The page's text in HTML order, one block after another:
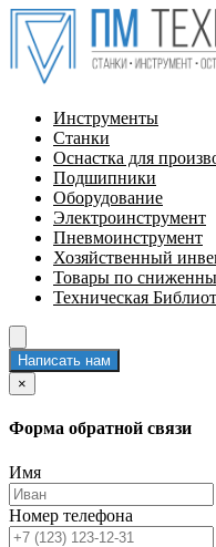
Инструменты
Станки
Оснастка для
Подшипники
Оборудование
Электроинструмент
Пневмоинструмент
Хозяйственный
Товары по
Техническая
Написать нам
×
Форма обратной связи
Имя
Номер телефона